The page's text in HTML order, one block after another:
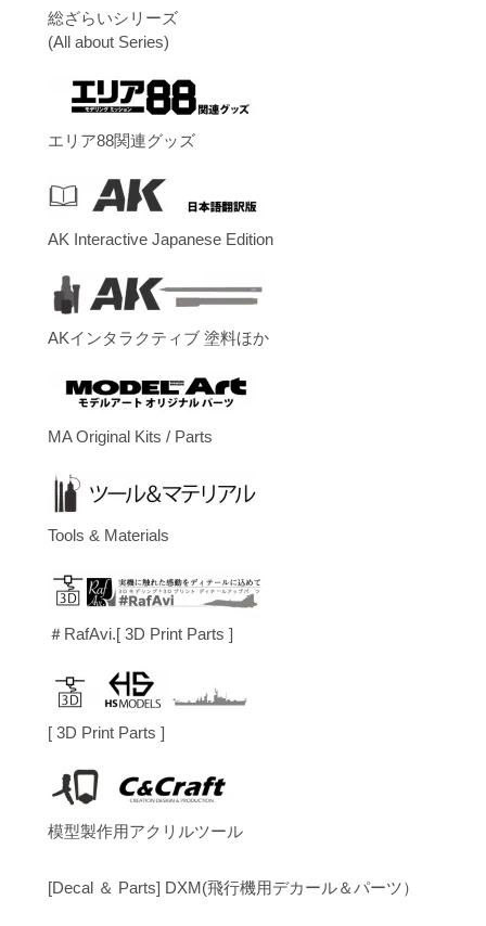
総ざらいシリーズ
(All about Series)
エリア88関連グッズ
AK Interactive Japanese Edition
AKインタラクティブ 塗料ほか
MA Original Kits / Parts
Tools & Materials
＃RafAvi.[ 3D Print Parts ]
[ 3D Print Parts ]
模型製作用アクリルツール
[Decal ＆ Parts] DXM(飛行機用デカール＆パーツ）